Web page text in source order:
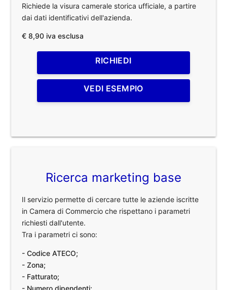
Richiede la visura camerale storica ufficiale, a partire
dai dati identificativi dell'azienda.
€ 8,90 iva esclusa
RICHIEDI
VEDI ESEMPIO
Ricerca marketing base
Il servizio permette di cercare tutte le aziende iscritte
in Camera di Commercio che rispettano i parametri
richiesti dall'utente.
Tra i parametri ci sono:
- Codice ATECO;
- Zona;
- Fatturato;
- Numero dipendenti;